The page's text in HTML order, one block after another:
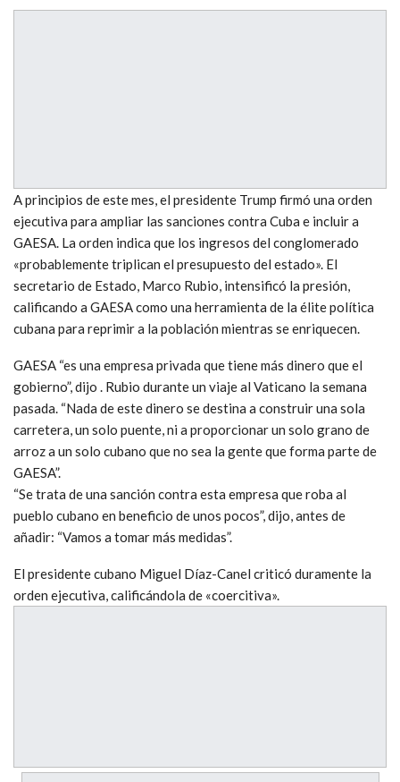
A principios de este mes, el presidente Trump firmó una orden
ejecutiva para ampliar las sanciones contra Cuba e incluir a
GAESA. La orden indica que los ingresos del conglomerado
«probablemente triplican el presupuesto del estado». El
secretario de Estado, Marco Rubio, intensificó la presión,
calificando a GAESA como una herramienta de la élite política
cubana para reprimir a la población mientras se enriquecen.
GAESA “es una empresa privada que tiene más dinero que el
gobierno”, dijo . Rubio durante un viaje al Vaticano la semana
pasada. “Nada de este dinero se destina a construir una sola
carretera, un solo puente, ni a proporcionar un solo grano de
arroz a un solo cubano que no sea la gente que forma parte de
GAESA”.
“Se trata de una sanción contra esta empresa que roba al
pueblo cubano en beneficio de unos pocos”, dijo, antes de
añadir: “Vamos a tomar más medidas”.
El presidente cubano Miguel Díaz-Canel criticó duramente la
orden ejecutiva, calificándola de «coercitiva».